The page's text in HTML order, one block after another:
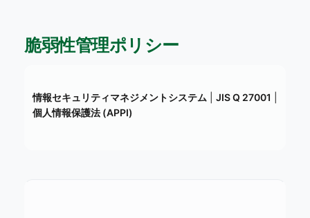
脆弱性管理ポリシー
情報セキュリティマネジメントシステム JIS Q 27001
個人情報保護法 (APPI)